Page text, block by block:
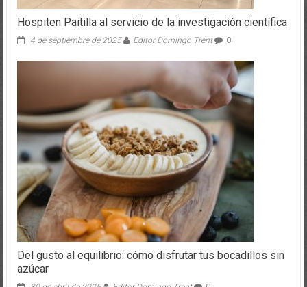
Hospiten Paitilla al servicio de la investigación científica
4 de septiembre de 2025 Editor Domingo Trent 0
Del gusto al equilibrio: cómo disfrutar tus bocadillos sin
azúcar
30 de abril de 2025